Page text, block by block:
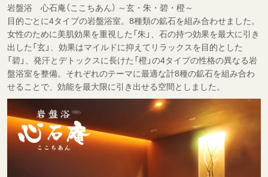
岩盤浴 心石庵（ここちあん） ～玄・朱・碧・橙～
目的ごとに4タイプの岩盤浴室。8種類の鉱石を組み合わせました。
女性のために美肌効果を重視した「朱」、石の持つ効果を最大に引き
出した「玄」、効果はマイルドに抑えてリラックスを目的とした
「碧」、発汗とデトックスに長けた「橙」の4タイプの性格の異なる岩
盤浴室を整備。それぞれのテーマに最適な計8種の鉱石を組み合わ
せることで、効能を最大限に引き出せる空間としました。